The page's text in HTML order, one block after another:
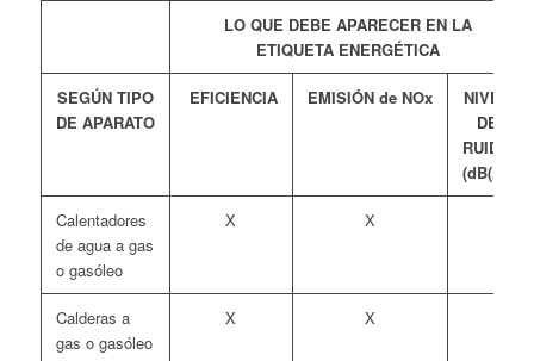
LO QUE DEBE APARECER EN LA
ETIQUETA ENERGÉTICA
SEGÚN TIPO
DE APARATO
EFICIENCIA EMISIÓNde NOx
NIVEL
DE
RUIDO
(dB(A))
Calentadores
de agua a gas
o gasóleo
X X
Calderas a
gas o gasóleo
X X